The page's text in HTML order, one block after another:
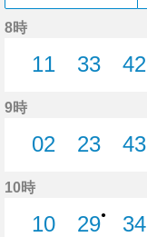
8時
11
33
42
9時
02
23
43
10時
10
29●
34